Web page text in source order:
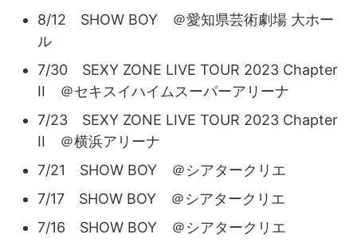
8/12 SHOW BOY ＠愛知県芸術劇場 大ホー
ル
7/30 SEXY ZONE LIVE TOUR 2023 Chapter
II ＠セキスイハイムスーパーアリーナ
7/23 SEXY ZONE LIVE TOUR 2023 Chapter
II ＠横浜アリーナ
7/21 SHOW BOY ＠シアタークリエ
7/17 SHOW BOY ＠シアタークリエ
7/16 SHOW BOY ＠シアタークリエ